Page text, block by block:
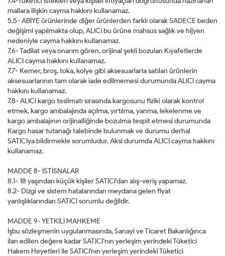
mallara ilişkin cayma hakkını kullanamaz.
5.5- ABİYE ürünlerinde diğer ürünlerden farklı olarak SADECE beden
değişimi yapılmakta olup, ALICI bu ürüne mahsus sağlık ve hijyen
nedeniyle cayma hakkını kullanamaz.
7.6- Tadilat veya onarım gören, orijinal şekli bozulan Kıyafetlerde
ALICI cayma hakkını kullanamaz.
7.7- Kemer, broş, toka, kolye gibi aksesuarlarla satılan ürünlerin
aksesuarlarının tam olarak iade edilmemesi durumunda ALICI cayma
hakkını kullanamaz.
7.8- ALICI kargo teslimatı sırasında kargosunu fiziki olarak kontrol
etmek, kargo ambalajında açılma, yırtılma, yanma, lekelenme ve
kargo ambalajının orijinalliğinde bozulma tespit etmesi durumunda
Kargo hasar tutanağı talebinde bulunmak ve durumu derhal
SATICIya bildirmekle sorumludur. Aksi durumda ALICI cayma hakkını
kullanamaz.
MADDE 8- İSTİSNALAR
8.1- 18 yaşından küçük kişiler SATICI'dan alış-veriş yapamaz.
8.2- Dizgi ve sistem hatalarından meydana gelen fiyat
yanlışlıklarından SATICI sorumlu değildir.
MADDE 9- YETKİLİ MAHKEME
İşbu sözleşmenin uygulanmasında, Sanayi ve Ticaret Bakanlığınca
ilan edilen değere kadar SATICI’nın yerleşim yerindeki Tüketici
Hakem Heyetleri ile SATICI'nın yerleşim yerindeki Tüketici